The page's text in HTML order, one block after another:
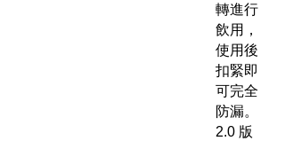
轉進行
飲用，
使用後
扣緊即
可完全
防漏。
2.0 版